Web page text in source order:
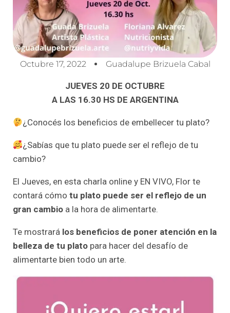
Octubre 17, 2022 Guadalupe Brizuela Cabal
JUEVES 20 DE OCTUBRE
A LAS 16.30 HS DE ARGENTINA
¿Conocés los beneficios de embellecer tu plato?
¿Sabías que tu plato puede ser el reflejo de tu
cambio?
El Jueves, en esta charla online y EN VIVO, Flor te
contará cómo tu plato puede ser el reflejo de un
gran cambio a la hora de alimentarte.
Te mostrará los beneficios de poner atención en la
belleza de tu plato para hacer del desafío de
alimentarte bien todo un arte.